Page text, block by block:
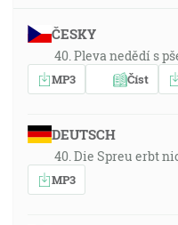
ČESKY
40. Pleva nedědí s
MP3 Číst
DEUTSCH
40. Die Spreu erbt
MP3